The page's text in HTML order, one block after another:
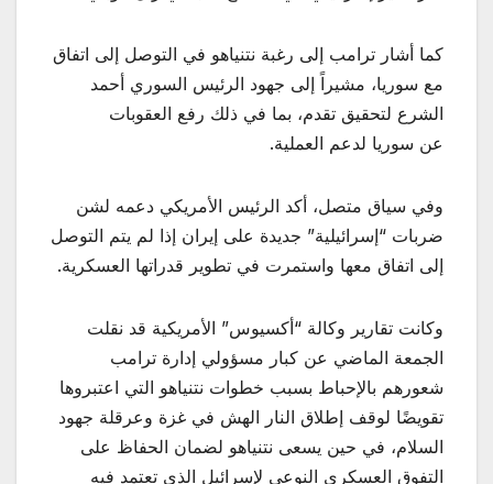
كما أشار ترامب إلى رغبة نتنياهو في التوصل إلى اتفاق
مع سوريا، مشيراً إلى جهود الرئيس السوري أحمد
الشرع لتحقيق تقدم، بما في ذلك رفع العقوبات
عن سوريا لدعم العملية.
وفي سياق متصل، أكد الرئيس الأمريكي دعمه لشن
ضربات “إسرائيلية” جديدة على إيران إذا لم يتم التوصل
إلى اتفاق معها واستمرت في تطوير قدراتها العسكرية.
وكانت تقارير وكالة “أكسيوس” الأمريكية قد نقلت
الجمعة الماضي عن كبار مسؤولي إدارة ترامب
شعورهم بالإحباط بسبب خطوات نتنياهو التي اعتبروها
تقويضًا لوقف إطلاق النار الهش في غزة وعرقلة جهود
السلام، في حين يسعى نتنياهو لضمان الحفاظ على
التفوق العسكري النوعي لإسرائيل الذي تعتمد فيه